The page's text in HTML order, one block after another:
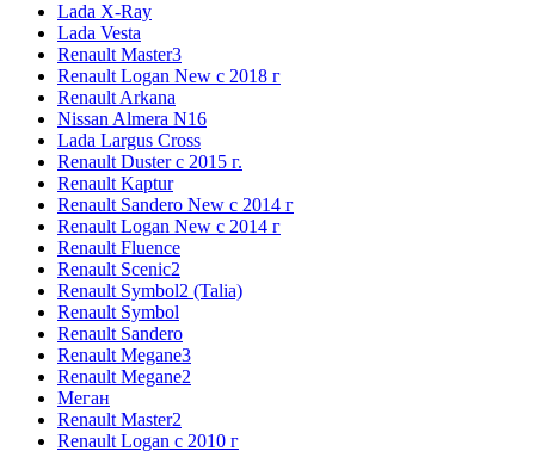
Lada X-Ray
Lada Vesta
Renault Master3
Renault Logan New с 2018 г
Renault Arkana
Nissan Almera N16
Lada Largus Cross
Renault Duster с 2015 г.
Renault Kaptur
Renault Sandero New с 2014 г
Renault Logan New с 2014 г
Renault Fluence
Renault Scenic2
Renault Symbol2 (Talia)
Renault Symbol
Renault Sandero
Renault Megane3
Renault Megane2
Меган
Renault Master2
Renault Logan c 2010 г